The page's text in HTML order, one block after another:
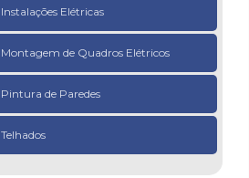
Instalações Elétricas
Montagem de Quadros Elétricos
Pintura de Paredes
Telhados